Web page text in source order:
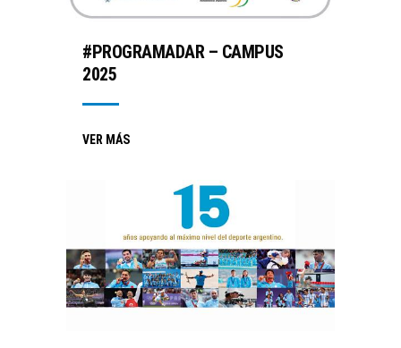
#PROGRAMADAR – CAMPUS
2025
VER MÁS